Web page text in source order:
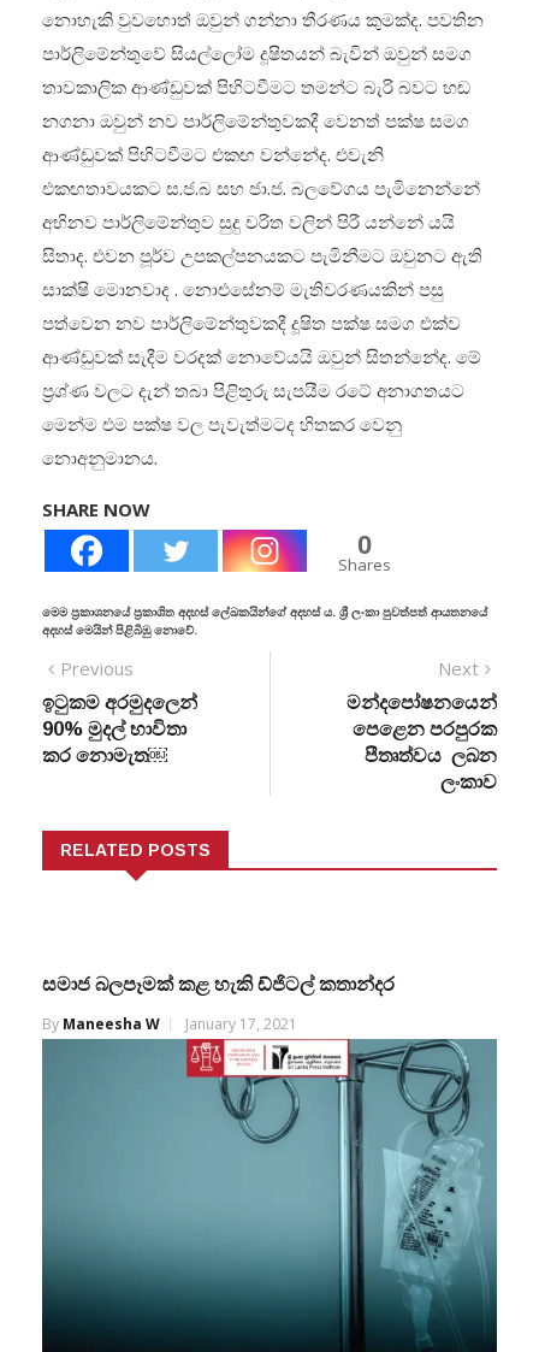
නොහැකි වුවහොත් ඔවුන් ගන්නා තීරණය කුමක්ද. පවතින
පාර්ලිමේන්තුවේ සියල්ලෝම දූෂිතයන් බැවින් ඔවුන් සමග
තාවකාලික ආණ්ඩුවක් පිහිටවීමට තමන්ට බැරි බවට හඬ
නගනා ඔවුන් නව පාර්ලිමේන්තුවකදී වෙනත් පක්ෂ සමග
ආණ්ඩුවක් පිහිටවීමට එකඟ වන්නේද. එවැනි
එකඟතාවයකට ස.ජ.බ සහ ජා.ජ. බලවේගය පැමිනෙන්නේ
අභිනව පාර්ලිමේන්තුව සුදු චරිත වලින් පිරී යන්නේ යයි
සිතාද. එවන පූර්ව උපකල්පනයකට පැමිනීමට ඔවුනට ඇති
සාක්ෂි මොනවාද . නොඑසේනම් මැතිවරණයකින් පසු
පත්වෙන නව පාර්ලිමේන්තුවකදී දූෂිත පක්ෂ සමග එක්ව
ආණ්ඩුවක් සැදීම වරදක් නොවේයයි ඔවුන් සිතන්නේද. මේ
ප්‍රශ්ණ වලට දැන් තබා පිළිතුරු සැපයීම රටේ අනාගතයට
මෙන්ම එම පක්ෂ වල පැවැත්මටද හිතකර වෙනු
නොඅනුමානය.
SHARE NOW
0
Shares
මෙම ප්‍රකාශනයේ ප්‍රකාශිත අදහස් ලේඛකයින්ගේ අදහස් ය. ශ්‍රී ලංකා පුවත්පත් ආයතනයේ
අදහස් මෙයින් පිළිබිඹු නොවේ.
Previous
ඉටුකම අරමුදලෙන්
90% මුදල් භාවිතා
කර නොමැත￼
Next
මන්දපෝෂනයෙන්
පෙළෙන පරපුරක
පීතෘත්වය ලබන
ලංකාව
RELATED POSTS
සමාජ බලපෑමක් කළ හැකි ඩ්ජිටල් කතාන්දර
By Maneesha W January 17, 2021